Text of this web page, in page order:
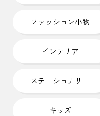
ファッション小物
インテリア
ステーショナリー
キッズ